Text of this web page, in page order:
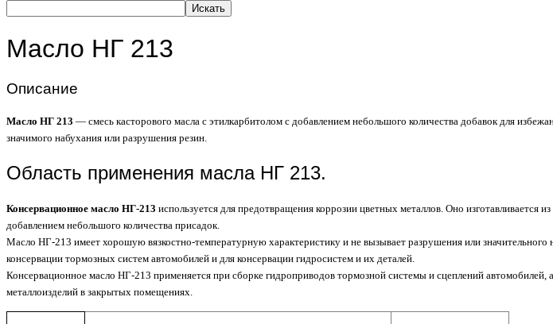
Искать
Масло НГ 213
Описание
Масло НГ 213 — смесь касторового масла с этилкарбитолом с добавлением небольшого количества добавок для
значимого набухания или разрушения резин.
Область применения масла НГ 213.
Консервационное масло НГ-213 используется для предотвращения коррозии цветных металлов. Оно изготавливается
добавлением небольшого количества присадок.
Масло НГ-213 имеет хорошую вязкостно-температурную характеристику и не вызывает разрушения или значительного
консервации тормозных систем автомобилей и для консервации гидросистем и их деталей.
Консервационное масло НГ-213 применяется при сборке гидроприводов тормозной системы и сцеплений автомобилей,
металлоизделий в закрытых помещениях.